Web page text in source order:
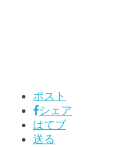
ポスト
シェア
はてブ
送る